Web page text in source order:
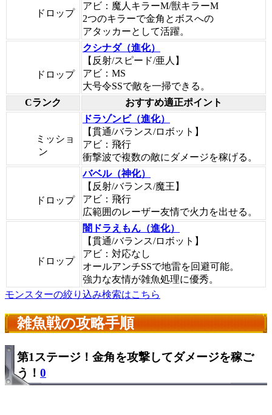
ドロップ
アビ：魔人キラーM/獣キラーM
2つのキラーで金角とボスへの
アタッカーとして活躍。
ドロップ
クシナダ（進化）
【反射/スピード/亜人】
アビ：MS
大号令SSで敵を一掃できる。
Cランク
おすすめ適正ポイント
ミッショ
ン
ドラゾンビ（進化）
【貫通/バランス/ロボット】
アビ：飛行
衝撃波で複数の敵にダメージを稼げる。
ドロップ
バベル（神化）
【反射/バランス/魔王】
アビ：飛行
広範囲のレーザー友情で火力を出せる。
ドロップ
闇ドラえもん（進化）
【貫通/バランス/ロボット】
アビ：対応なし
オールアンチSSで地雷を回避可能。
強力な友情が雑魚処理に優秀。
モンスターの絞り込み検索はこちら
雑魚戦の攻略手順
第1ステージ！金角を攻撃してダメージを稼ご
う！ 0